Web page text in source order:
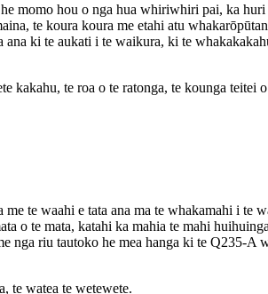
momo hou o nga hua whiriwhiri pai, ka
te koura koura me etahi atu
ki te aukati i te waikura, ki te
kakahu, te roa o te ratonga, te kounga teitei
te waahi e tata ana ma te whakamahi i te
o te mata, katahi ka mahia te mahi
nga riu tautoko he mea hanga ki te Q235-A
te watea te wetewete.